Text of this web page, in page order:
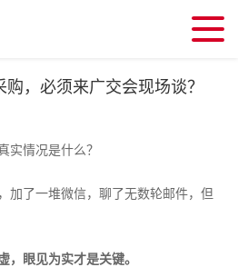
，必须来广交会现场谈？
实情况是什么？
加了一堆微信，聊了无数轮邮件，但
，眼见为实才是关键。